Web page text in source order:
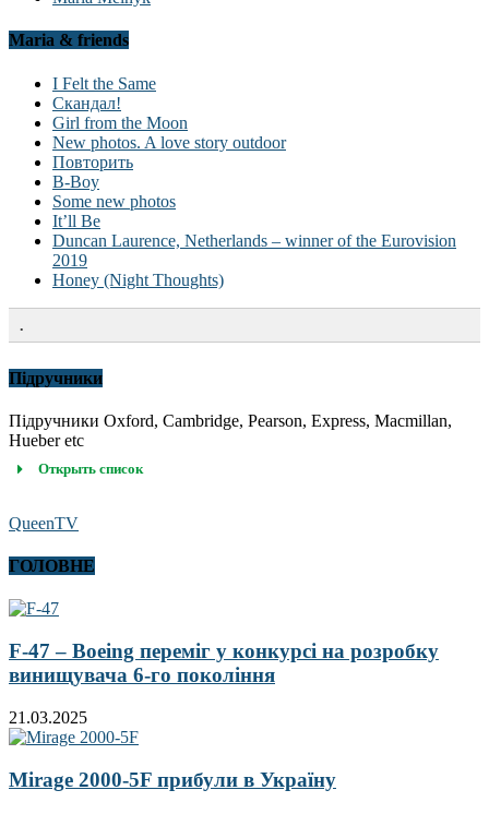
Maria & friends
I Felt the Same
Скандал!
Girl from the Moon
New photos. A love story outdoor
Повторить
B-Boy
Some new photos
It’ll Be
Duncan Laurence, Netherlands – winner of the Eurovision
2019
Honey (Night Thoughts)
.
Підручники
Підручники Oxford, Cambridge, Pearson, Express, Macmillan,
Hueber etc
Открыть список
QueenTV
ГОЛОВНЕ
F-47 – Boeing переміг у конкурсі на розробку
винищувача 6-го покоління
21.03.2025
Mirage 2000-5F прибули в Україну